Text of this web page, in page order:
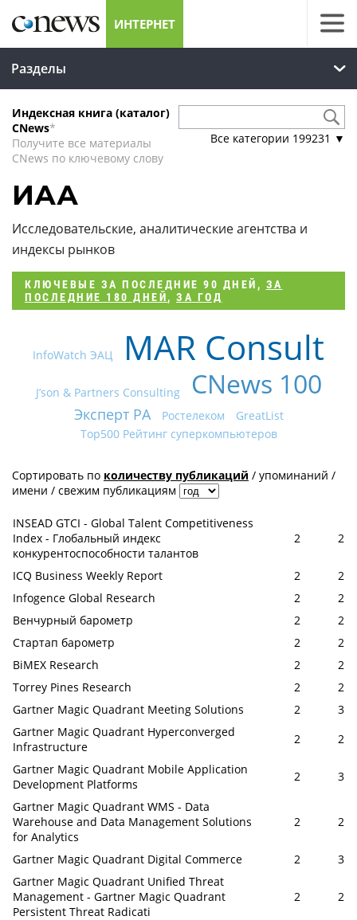
ИНТЕРНЕТ
Разделы
Индексная книга (каталог)
CNews*
Получите все материалы
CNews по ключевому слову
Все категории 199231 ▼
ИАА
Исследовательские, аналитические агентства и
индексы рынков
КЛЮЧЕВЫЕ ЗА ПОСЛЕДНИЕ 90 ДНЕЙ , ЗА
ПОСЛЕДНИЕ 180 ДНЕЙ, ЗА ГОД
InfoWatch ЭАЦ MAR Consult
J’son & Partners Consulting CNews 100
Эксперт РА Ростелеком
GreatList
Top500 Рейтинг суперкомпьютеров
Сортировать по количеству публикаций / упоминаний /
имени / свежим публикациям
INSEAD GTCI - Global Talent Competitiveness
Index - Глобальный индекс
конкурентоспособности талантов
2 2
ICQ Business Weekly Report 2
2
Infogence Global Research
2
2
Венчурный барометр
2
2
Стартап барометр
2
2
BiMEX Research
2
2
Torrey Pines Research
2
2
Gartner Magic Quadrant Meeting Solutions
2
3
Gartner Magic Quadrant Hyperconverged
Infrastructure
2
2
Gartner Magic Quadrant Mobile Application
Development Platforms
2
3
Gartner Magic Quadrant WMS - Data
Warehouse and Data Management Solutions
for Analytics
2 2
Gartner Magic Quadrant Digital Commerce 2
3
Gartner Magic Quadrant Unified Threat
Management - Gartner Magic Quadrant
Persistent Threat Radicati
2 2